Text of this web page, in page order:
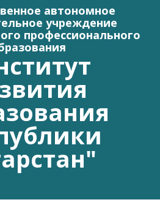
автономное
учреждение
профессионального